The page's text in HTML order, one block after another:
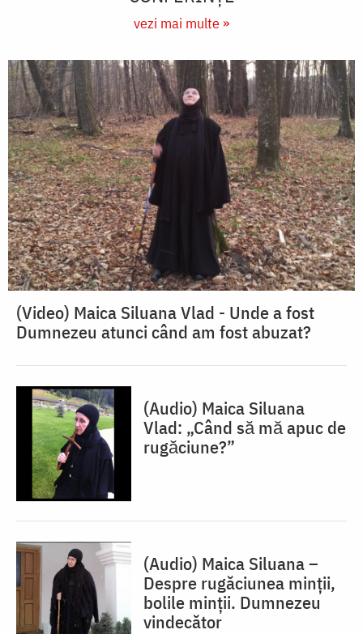
vezi mai multe »
(Video) Maica Siluana Vlad - Unde a fost
Dumnezeu atunci când am fost abuzat?
(Audio) Maica Siluana
Vlad: „Când să mă apuc de
rugăciune?”
(Audio) Maica Siluana –
Despre rugăciunea minții,
bolile minții. Dumnezeu
vindecător